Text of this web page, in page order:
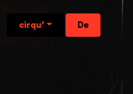
cirqu’ De